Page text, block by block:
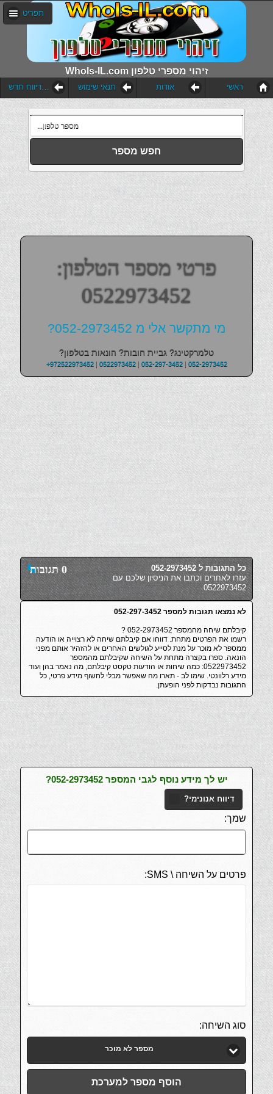
WhoIs-IL.com זיהוי מספרי טלפון
תפריט
הוסף דיווח חדש תנאי שימוש אודות ראשי
חפש מספר
פרטי מספר הטלפון:
0522973452
מי מתקשר אלי מ 052-2973452?
טלמרקטינג? גביית חובות? הונאות בטלפון?
+972522973452| 0522973452| 052-297-3452| 052-2973452
0 תגובות
כל התגובות ל 052-2973452
עזרו לאחרים וכתבו את הניסיון שלכם עם
0522973452
לא נמצאו תגובות למספר 052-297-3452
קיבלתם שיחה מהמספר 052-2973452 ?
רשמו את הפרטים מתחת. דווחו אם קיבלתם שיחה לא רצוייה או הודעה
ממספר לא מוכר על מנת לסייע לגולשים האחרים או להזהיר אותם מפני
הונאה. ספרו בקצרה מתחת על השיחה שקיבלתם מהמספר
0522973452: כמה שיחות או הודעות טקסט קיבלתם, מה נאמר בהן ועוד
מידע רלוונטי. שימו לב - תארו מה שאפשר מבלי לחשוף מידע פרטי, כל
התגובות נבדקות לפני הופעתן.
יש לך מידע נוסף לגבי המספר 052-2973452?
דיווח אנונימי?
שמך:
פרטים על השיחה \ SMS:
סוג השיחה:
מספר לא מוכר
הוסף מספר למערכת